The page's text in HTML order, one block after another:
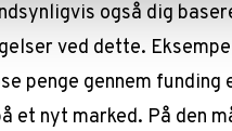
også dig
ved dette.
penge gennem funding
et nyt marked. På den